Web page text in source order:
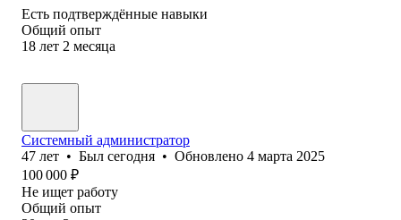
Есть подтверждённые навыки
Общий опыт
18 лет 2 месяца
Системный администратор
47 лет • Был сегодня • Обновлено 4 марта 2025
100 000 ₽
Не ищет работу
Общий опыт